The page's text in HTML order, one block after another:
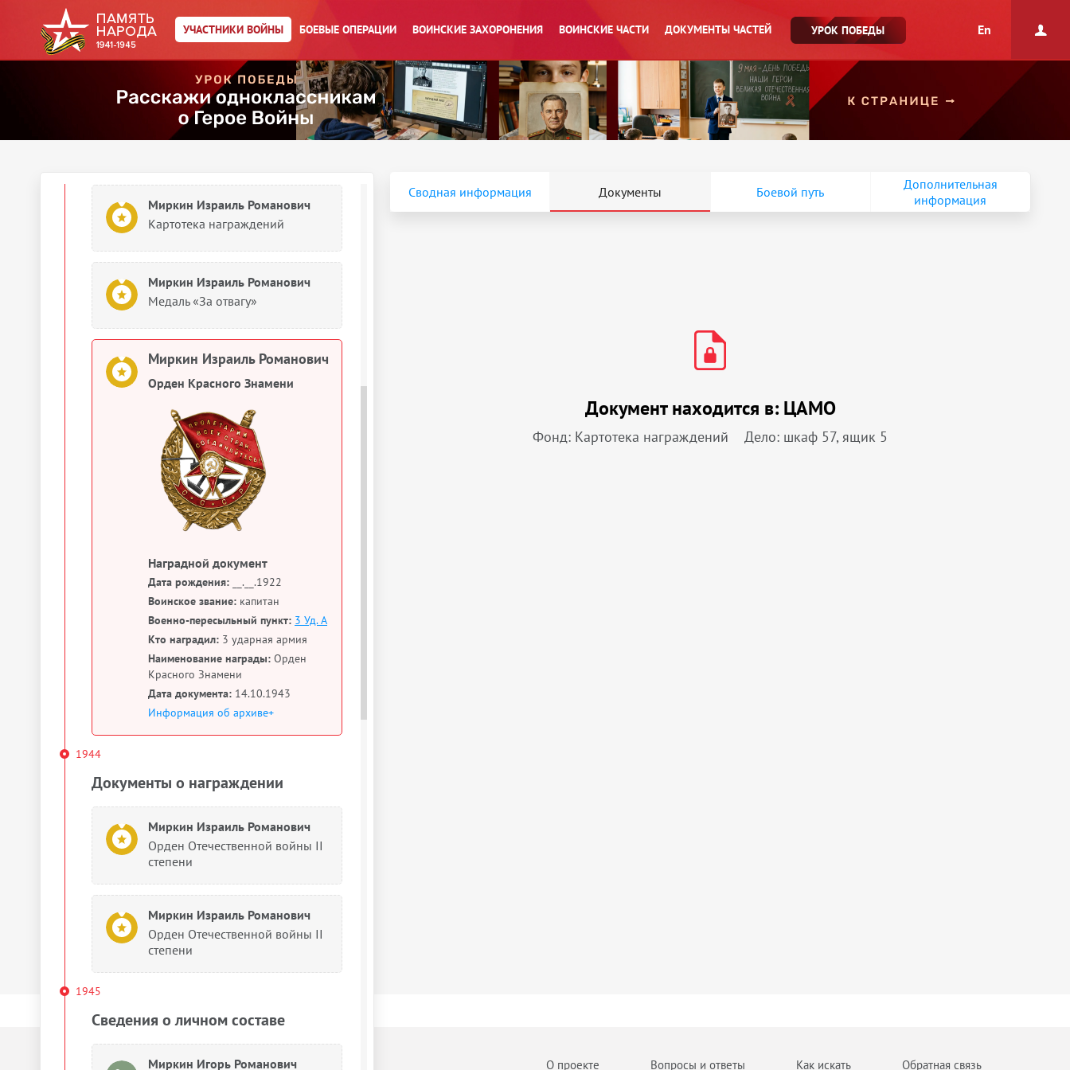
УЧАСТНИКИ ВОЙНЫ БОЕВЫЕ ОПЕРАЦИИ ВОИНСКИЕ ЗАХОРОНЕНИЯ ВОИНСКИЕ ЧАСТИ ДОКУМЕНТЫ ЧАСТЕЙ УРОК ПОБЕДЫ En
1943
Документы о награждении
Миркин Израиль Романович
Миркин Израиль Романович
Картотека награждений
Миркин Израиль Романович
Медаль «За отвагу»
Миркин Израиль Романович
Орден Красного Знамени
Наградной документ
Дата рождения: __.__.1922
Воинское звание: капитан
Военно-пересыльный пункт: 3 Уд. А
Кто наградил: 3 ударная армия
Наименование награды: Орден
Красного Знамени
Дата документа: 14.10.1943
Информация об архиве+
1944
Документы о награждении
Миркин Израиль Романович
Орден Отечественной войны II
степени
Миркин Израиль Романович
Орден Отечественной войны II
степени
1945
Сведения о личном составе
Миркин Игорь Романович
Сводная информация Документы Боевой путь
Дополнительная
информация
Документ находится в: ЦАМО
Фонд: Картотека награждений Дело: шкаф 57, ящик 5
О проекте Вопросы и ответы Как искать Обратная связь